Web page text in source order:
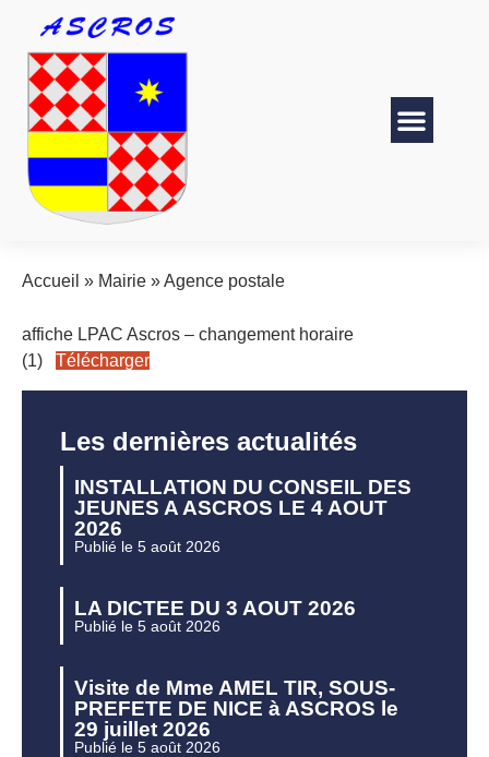
Accueil » Mairie »Agence postale
affiche LPAC Ascros – changement horaire
(1)
Télécharger
Les dernières actualités
INSTALLATION DU CONSEIL DES
JEUNES A ASCROS LE 4 AOUT
2026
Publié le 5 août 2026
LA DICTEE DU 3 AOUT 2026
Publié le 5 août 2026
Visite de Mme AMEL TIR, SOUS-
PREFETE DE NICE à ASCROS le
29 juillet 2026
Publié le 5 août 2026